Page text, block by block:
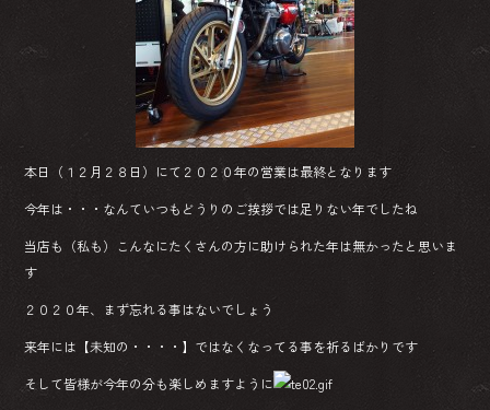
本日（１２月２８日）にて２０２０年の営業は最終となります
今年は・・・なんていつもどうりのご挨拶では足りない年でしたね
当店も（私も）こんなにたくさんの方に助けられた年は無かったと思いま
す
２０２０年、まず忘れる事はないでしょう
来年には【未知の・・・・】ではなくなってる事を祈るばかりです
そして皆様が今年の分も楽しめますように